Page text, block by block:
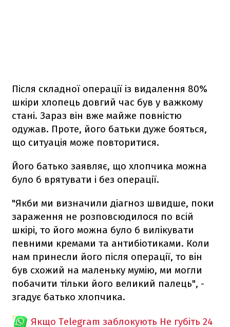
Після складної операції із видалення 80%
шкіри хлопець довгий час був у важкому
стані. Зараз він вже майже повністю
одужав. Проте, його батьки дуже бояться,
що ситуація може повторитися.
Його батько заявляє, що хлопчика можна
було б врятувати і без операції.
"Якби ми визначили діагноз швидше, поки
зараження не розповсюдилося по всій
шкірі, то його можна було б вилікувати
певними кремами та антибіотиками. Коли
нам принесли його після операції, то він
був схожий на маленьку мумію, ми могли
побачити тільки його великий палець", -
згадує батько хлопчика.
Якщо Telegram заблокують Не губіть 24